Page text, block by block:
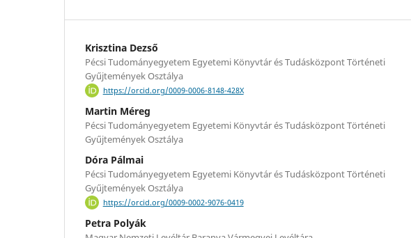
Krisztina Dezső
Pécsi Tudományegyetem Egyetemi Könyvtár és Tudásközpont Történeti
Gyűjtemények Osztálya
https://orcid.org/0009-0006-8148-428X
Martin Méreg
Pécsi Tudományegyetem Egyetemi Könyvtár és Tudásközpont Történeti
Gyűjtemények Osztálya
Dóra Pálmai
Pécsi Tudományegyetem Egyetemi Könyvtár és Tudásközpont Történeti
Gyűjtemények Osztálya
https://orcid.org/0009-0002-9076-0419
Petra Polyák